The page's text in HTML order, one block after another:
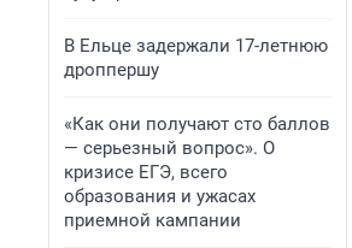
В Ельце задержали 17-летнюю
дроппершу
«Как они получают сто баллов
— серьезный вопрос». О
кризисе ЕГЭ, всего
образования и ужасах
приемной кампании